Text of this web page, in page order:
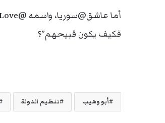
فكيف يكون قبيحهم”؟
أبو وهيب تنظيم الدولة